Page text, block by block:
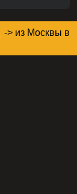
-> из Москвы в